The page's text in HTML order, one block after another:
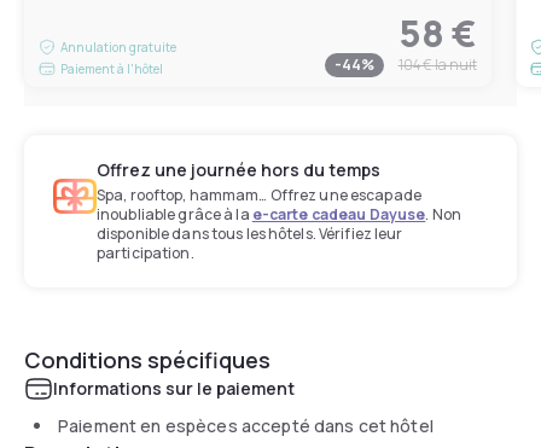
Annulation gratuite
Paiement à l'hôtel
58 €
-44% 104 €la nuit
Offrez une journée hors du temps
Spa, rooftop, hammam… Offrez une escapade
inoubliable grâce à la e-carte cadeau Dayuse. Non
disponible dans tous les hôtels. Vérifiez leur
participation.
Conditions spécifiques
Informations sur le paiement
Paiement en espèces accepté dans cet hôtel